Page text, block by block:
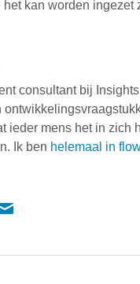
kan worden
consultant bij
ieder mens het in zich
Ik ben helemaal in